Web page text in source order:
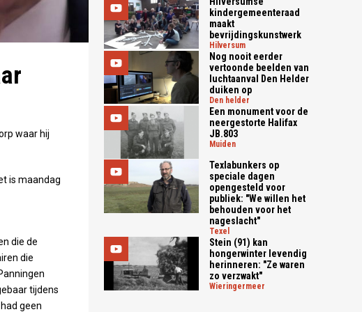
waar hij
is maandag
die de
die
tijdens
geen
kindergemeenteraad
maakt
bevrijdingskunstwerk
hilversum
Nog nooit eerder
vertoonde beelden van
luchtaanval Den Helder
duiken op
den helder
Een monument voor de
neergestorte Halifax
JB.803
muiden
Texlabunkers op
speciale dagen
opengesteld voor
publiek: "We willen het
behouden voor het
nageslacht"
texel
Stein (91) kan
hongerwinter levendig
herinneren: "Ze waren
zo verzwakt"
wieringermeer